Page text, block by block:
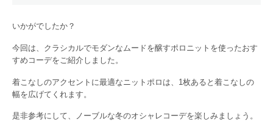
いかがでしたか？
今回は、クラシカルでモダンなムードを醸すポロニットを使ったおす
すめコーデをご紹介しました。
着こなしのアクセントに最適なニットポロは、1枚あると着こなしの
幅を広げてくれます。
是非参考にして、ノーブルな冬のオシャレコーデを楽しみましょう。